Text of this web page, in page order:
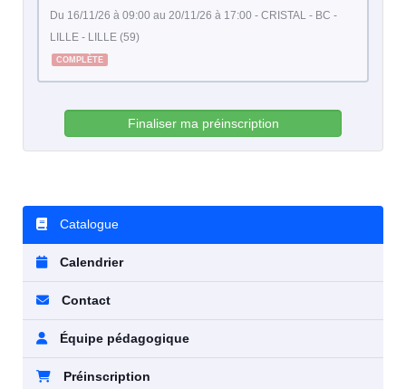
du 16/11/26 à 09:00 au 20/11/26 à 17:00 - CRISTAL - BC -
LILLE - LILLE (59)
COMPLÈTE
Finaliser ma préinscription
Catalogue
Calendrier
Contact
Équipe pédagogique
Préinscription